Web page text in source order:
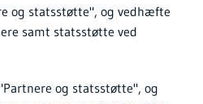
og statsstøtte", og vedhæfte
samt statsstøtte ved
og statsstøtte", og